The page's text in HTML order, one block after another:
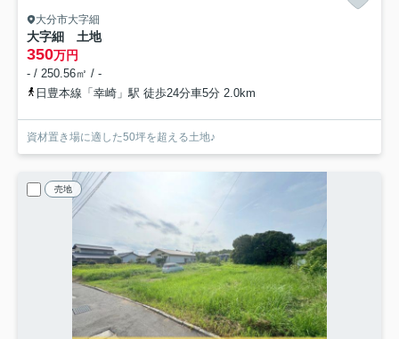
大分市大字細
大字細 土地
350万円
- / 250.56㎡ / -
日豊本線「幸崎」駅 徒歩24分車5分 2.0km
資材置き場に適した50坪を超える土地♪
売地